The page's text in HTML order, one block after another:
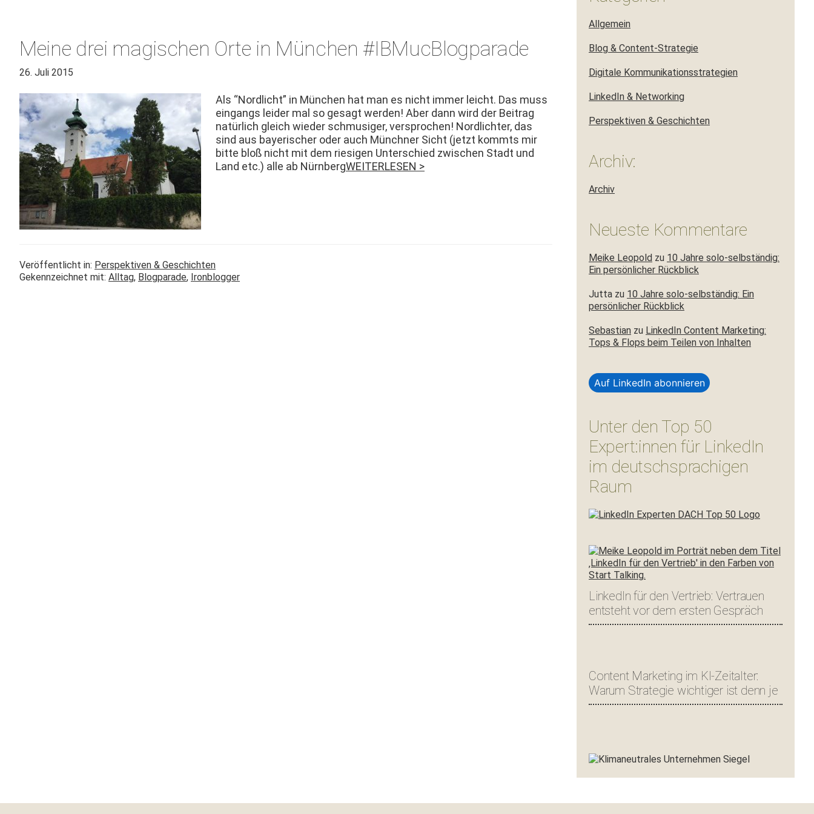
Meine drei magischen Orte in München #‎IBMucBlogparade‬
26. Juli 2015
Als “Nordlicht” in München hat man es nicht immer leicht. Das muss
ein­gangs lei­der mal so gesagt wer­den! Aber dann wird der Beitrag
natür­lich gle­ich wieder schmusiger, ver­sprochen! Nordlichter, das
sind aus bay­erisch­er oder auch Münch­n­er Sicht (jet­zt kommts mir
bitte bloß nicht mit dem riesi­gen Unter­schied zwis­chen Stadt und
Land etc.) alle ab Nürn­bergWEITERLESEN >
Veröffentlicht in: Perspektiven & Geschichten
Gekennzeichnet mit: Alltag, Blogparade, Ironblogger
Allgemein
Blog & Content-Strategie
Digitale Kommunikationsstrategien
LinkedIn & Networking
Perspektiven & Geschichten
Archiv:
Archiv
Neueste Kommentare
Meike Leopold zu 10 Jahre solo-selbständig:
Ein persönlicher Rückblick
Jutta zu 10 Jahre solo-selbständig: Ein
persönlicher Rückblick
Sebastian zu LinkedIn Content Marketing:
Tops & Flops beim Teilen von Inhalten
Auf LinkedIn abonnieren
Unter den Top 50
Expert:innen für LinkedIn
im deutschsprachigen
Raum
LinkedIn für den Vertrieb: Vertrauen
entsteht vor dem ersten Gespräch
Content Marketing im KI-Zeitalter:
Warum Strategie wichtiger ist denn je